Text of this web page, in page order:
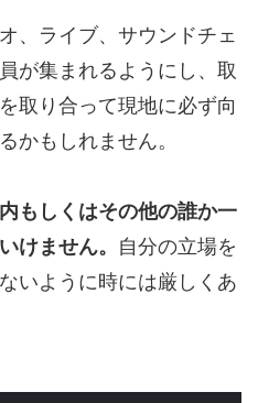
、ライブ、サウンドチェ
が集まれるようにし、取
取り合って現地に必ず向
かもしれません。
もしくはその他の誰か一
けません。 自分の立場を
いように時には厳しくあ